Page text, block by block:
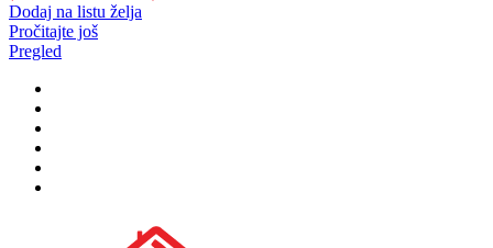
Dodaj na listu želja
Pročitajte još
Pregled